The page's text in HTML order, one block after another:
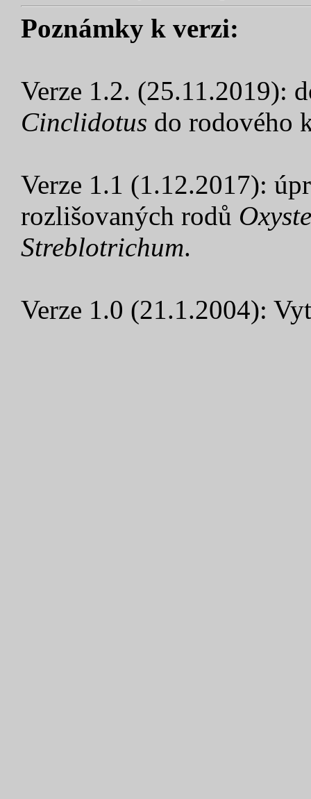
Poznámky k verzi:
Verze 1.2. (25.11.2019):
Cinclidotus do rodového
Verze 1.1 (1.12.2017):
rozlišovaných rodů
Streblotrichum.
Verze 1.0 (21.1.2004):